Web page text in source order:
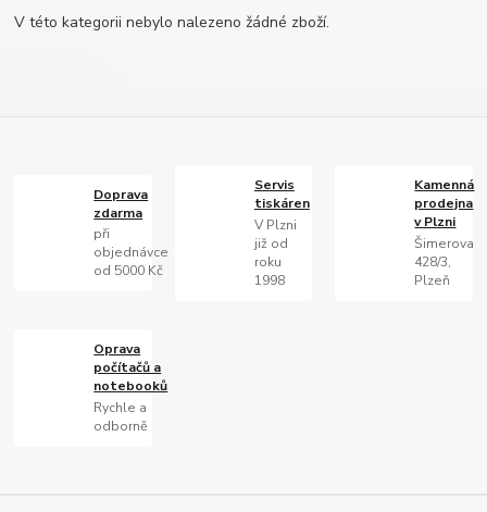
V této kategorii nebylo nalezeno žádné zboží.
Doprava
zdarma
při
objednávce
od 5000 Kč
Servis
tiskáren
V Plzni
již od
roku
1998
Kamenná
prodejna
v Plzni
Šimerova
428/3,
Plzeň
Oprava
počítačů a
notebooků
Rychle a
odborně